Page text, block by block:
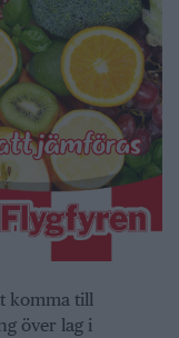
komma till
över lag i